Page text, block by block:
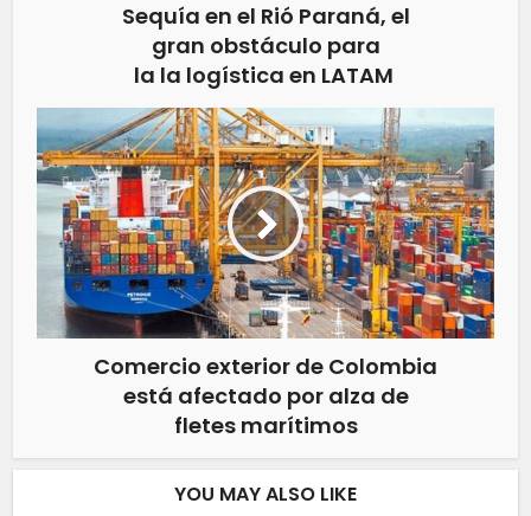
Sequía en el Rió Paraná, el
gran obstáculo para
la la logística en LATAM
Comercio exterior de Colombia
está afectado por alza de
fletes marítimos
YOU MAY ALSO LIKE